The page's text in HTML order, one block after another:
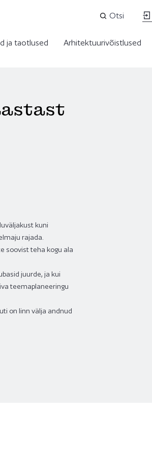
Otsi
ja taotlused Arhitektuurivõistlused
kuni
rajada.
soovist teha kogu ala
juurde, ja kui
teemaplaneeringu
on linn välja andnud